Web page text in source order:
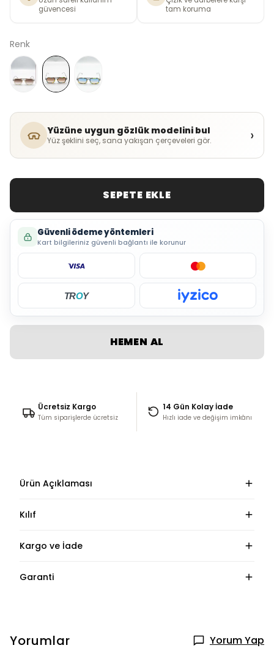
güvencesi
tam koruma
Renk
Yüzüne uygun gözlük modelini bul
Yüz şeklini seç, sana yakışan çerçeveleri gör. ›
SEPETE EKLE
Güvenli ödeme yöntemleri
Kart bilgileriniz güvenli bağlantı ile korunur
TROY
HEMEN AL
Ücretsiz Kargo
Tüm siparişlerde ücretsiz
14 Gün Kolay İade
Hızlı iade ve değişim imkânı
Ürün Açıklaması
Kılıf
Kargo ve İade
Garanti
Yorumlar Yorum Yap